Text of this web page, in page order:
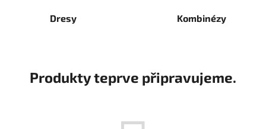
Dresy Kombinézy
Produkty teprve připravujeme.